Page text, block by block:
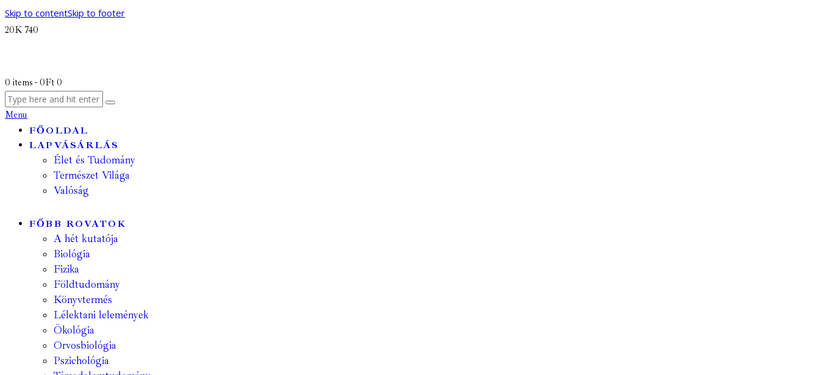
Skip to contentSkip to footer
20K 740
0 items - 0Ft 0
Menu
FŐOLDAL
LAPVÁSÁRLÁS
Élet és Tudomány
Természet Világa
Valóság
FŐBB ROVATOK
A hét kutatója
Biológia
Fizika
Földtudomány
Könyvtermés
Lélektani lelemények
Ökológia
Orvosbiológia
Pszichológia